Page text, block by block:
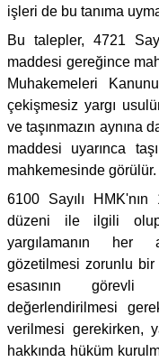
işleri de bu tanıma
Bu talepler, 4721
maddesi gereğince
Muhakemeleri
çekişmesiz yargı
ve taşınmazın aynına
maddesi uyarınca
mahkemesinde görülür.
6100 Sayılı
düzeni ile ilgili
yargılamanın her
gözetilmesi zorunlu bir
esasının
değerlendirilmesi
verilmesi gerekirken,
hakkında hüküm